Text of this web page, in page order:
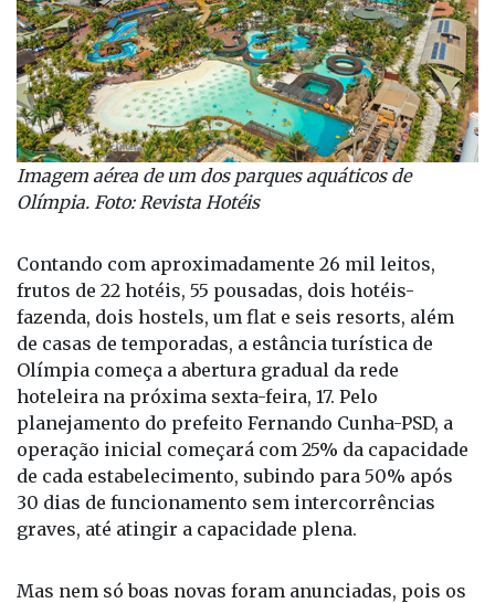
Imagem aérea de um dos parques aquáticos de
Olímpia. Foto: Revista Hotéis
Contando com aproximadamente 26 mil leitos,
frutos de 22 hotéis, 55 pousadas, dois hotéis-
fazenda, dois hostels, um flat e seis resorts, além
de casas de temporadas, a estância turística de
Olímpia começa a abertura gradual da rede
hoteleira na próxima sexta-feira, 17. Pelo
planejamento do prefeito Fernando Cunha-PSD, a
operação inicial começará com 25% da capacidade
de cada estabelecimento, subindo para 50% após
30 dias de funcionamento sem intercorrências
graves, até atingir a capacidade plena.
Mas nem só boas novas foram anunciadas, pois os